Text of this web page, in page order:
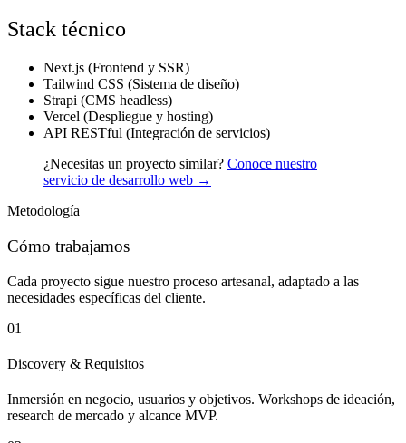
Stack técnico
Next.js (Frontend y SSR)
Tailwind CSS (Sistema de diseño)
Strapi (CMS headless)
Vercel (Despliegue y hosting)
API RESTful (Integración de servicios)
¿Necesitas un proyecto similar? Conoce nuestro
servicio de desarrollo web →
Metodología
Cómo trabajamos
Cada proyecto sigue nuestro proceso artesanal, adaptado a las
necesidades específicas del cliente.
01
Discovery & Requisitos
Inmersión en negocio, usuarios y objetivos. Workshops de ideación,
research de mercado y alcance MVP.